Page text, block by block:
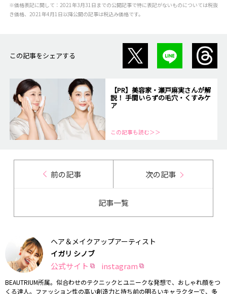
※価格表記に関して：2021年3月31日までの公開記事で特に表記がないものについては税抜
き価格、2021年4月1日以降公開の記事は税込み価格です。
この記事をシェアする
【PR】美容家・瀬戸麻実さんが解
説！ 手間いらずの毛穴・くすみケ
ア
この記事も読む＞＞
前の記事 次の記事
記事一覧
ヘア＆メイクアップアーティスト
イガリ シノブ
公式サイト instagram
BEAUTRIUM所属。似合わせのテクニックとユニークな発想で、おしゃれ顔をつ
くる達人。ファッション性の高い創造力と持ち前の明るいキャラクターで、多